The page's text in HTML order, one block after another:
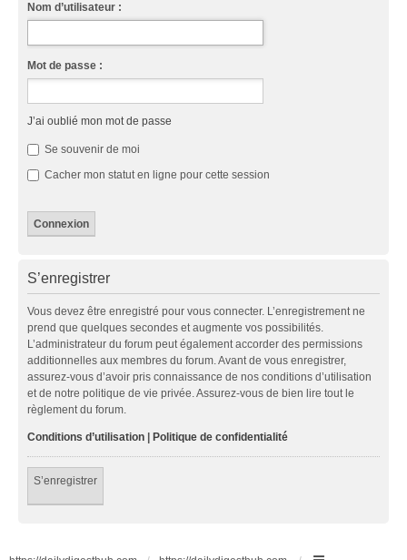
Nom d’utilisateur :
Mot de passe :
J’ai oublié mon mot de passe
Se souvenir de moi
Cacher mon statut en ligne pour cette session
S’enregistrer
Vous devez être enregistré pour vous connecter. L’enregistrement ne
prend que quelques secondes et augmente vos possibilités.
L’administrateur du forum peut également accorder des permissions
additionnelles aux membres du forum. Avant de vous enregistrer,
assurez-vous d’avoir pris connaissance de nos conditions d’utilisation
et de notre politique de vie privée. Assurez-vous de bien lire tout le
règlement du forum.
Conditions d’utilisation Politique de confidentialité
S’enregistrer